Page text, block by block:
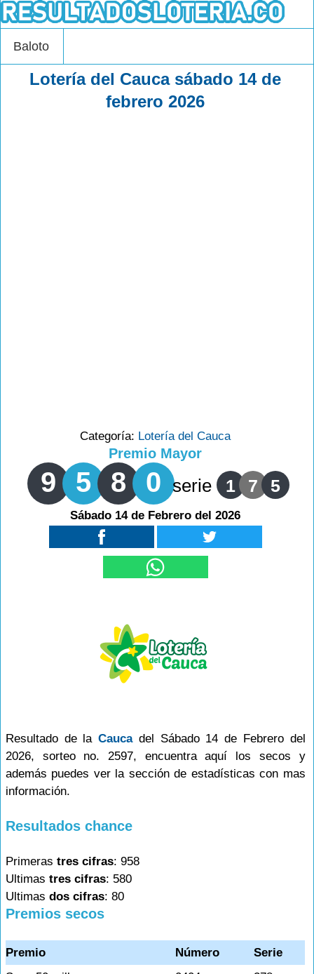
Baloto
Lotería del Cauca sábado 14 de
febrero 2026
Categoría: Lotería del Cauca
Premio Mayor
9 5 8 0 serie 1 7 5
Sábado 14 de Febrero del 2026
Resultado de laCaucadel Sábado 14 de Febrero del
2026, sorteo no. 2597, encuentra aquí los secos y
además puedes ver la sección de estadísticas con mas
información.
Resultados chance
Primeras tres cifras: 958
Ultimas tres cifras: 580
Ultimas dos cifras: 80
Premios secos
Premio Número
Serie